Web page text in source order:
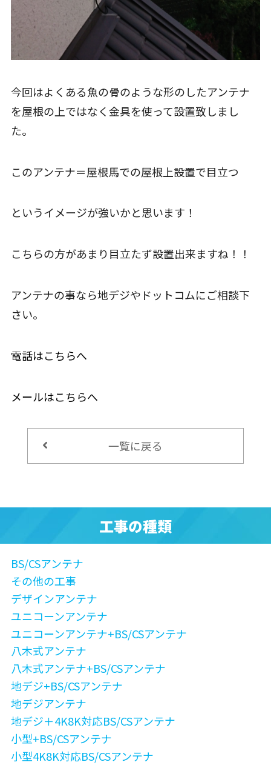
今回はよくある魚の骨のような形のしたアンテナ
を屋根の上ではなく金具を使って設置致しまし
た。
このアンテナ＝屋根馬での屋根上設置で目立つ
というイメージが強いかと思います！
こちらの方があまり目立たず設置出来ますね！！
アンテナの事なら地デジやドットコムにご相談下
さい。
電話はこちらへ
メールはこちらへ
一覧に戻る
工事の種類
BS/CSアンテナ
その他の工事
デザインアンテナ
ユニコーンアンテナ
ユニコーンアンテナ+BS/CSアンテナ
八木式アンテナ
八木式アンテナ+BS/CSアンテナ
地デジ+BS/CSアンテナ
地デジアンテナ
地デジ＋4K8K対応BS/CSアンテナ
小型+BS/CSアンテナ
小型4K8K対応BS/CSアンテナ